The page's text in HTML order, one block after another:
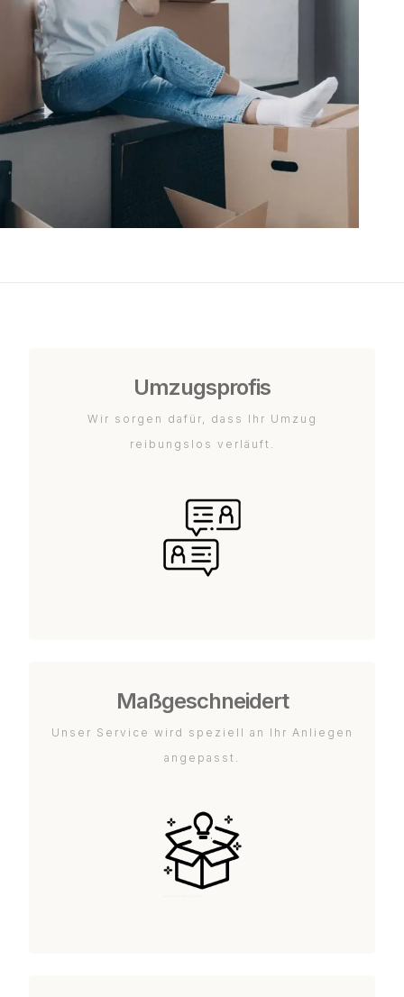
Umzugsprofis
Wir sorgen dafür, dass Ihr Umzug
reibungslos verläuft.
Maßgeschneidert
Unser Service wird speziell an Ihr Anliegen
angepasst.